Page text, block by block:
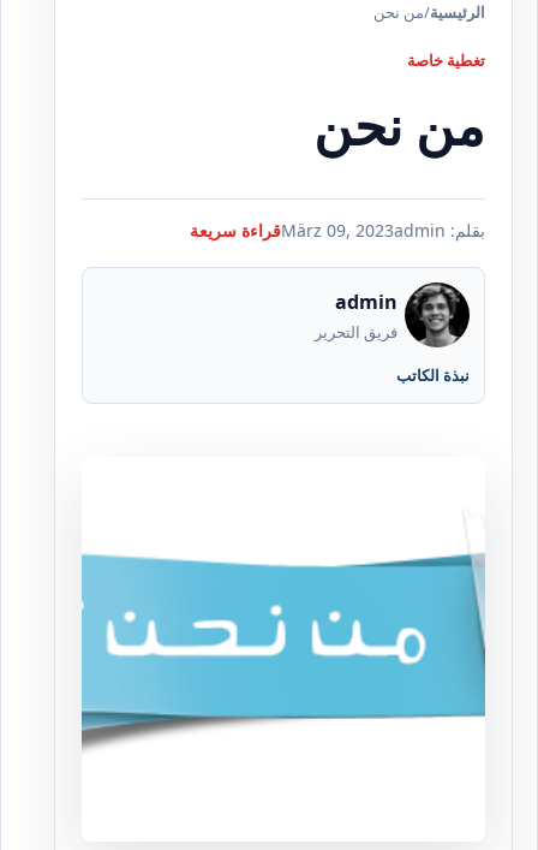
الرئيسية/من نحن
تغطية خاصة
من نحن
بقلم: admin März 09, 2023قراءة سريعة
admin
فريق التحرير
نبذة الكاتب